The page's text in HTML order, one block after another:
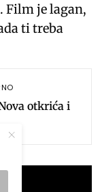
Film je lagan,
ti treba
otkrića i